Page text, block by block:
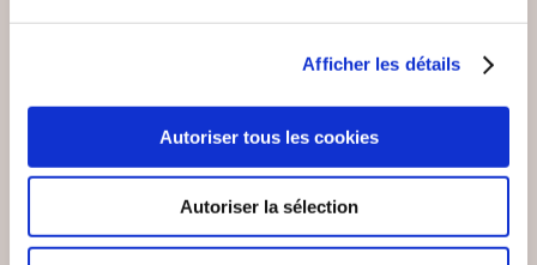
Afficher les détails
Autoriser tous les cookies
Autoriser la sélection